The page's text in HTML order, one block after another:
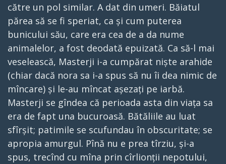
către un pol similar. A dat din umeri. Băiatul
părea să se fi speriat, ca și cum puterea
bunicului său, care era cea de a da nume
animalelor, a fost deodată epuizată. Ca să-l mai
veselească, Masterji i-a cumpărat niște arahide
(chiar dacă nora sa i-a spus să nu îi dea nimic de
mîncare) și le-au mîncat așezați pe iarbă.
Masterji se gîndea că perioada asta din viața sa
era de fapt una bucuroasă. Bătăliile au luat
sfîrșit; patimile se scufundau în obscuritate; se
apropia amurgul. Pînă nu e prea tîrziu, și-a
spus, trecînd cu mîna prin cîrlionții nepotului,